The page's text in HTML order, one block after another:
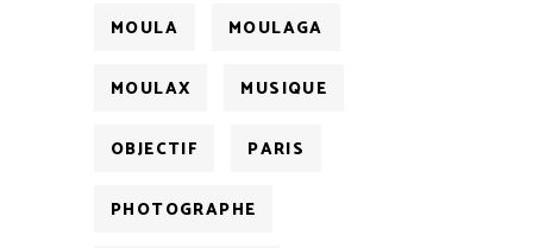
MOULA MOULAGA
MOULAX MUSIQUE
OBJECTIF PARIS
PHOTOGRAPHE